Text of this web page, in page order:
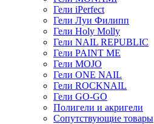
Гели iPerfect
Гели Луи Филипп
Гели Holy Molly
Гели NAIL REPUBLIC
Гели PAINT ME
Гели MOJO
Гели ONE NAIL
Гели ROCKNAIL
Гели GO-GO
Полигели и акригели
Сопутствующие товары